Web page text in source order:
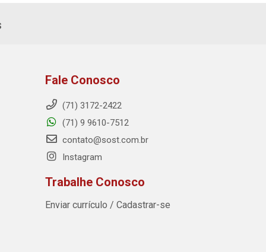
Fale Conosco
(71) 3172-2422
(71) 9 9610-7512
contato@sost.com.br
Instagram
Trabalhe Conosco
Enviar currículo / Cadastrar-se